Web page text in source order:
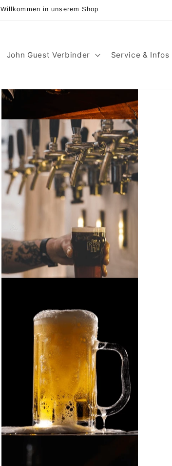
Willkommen in unserem Shop
John Guest Verbinder Service & Infos